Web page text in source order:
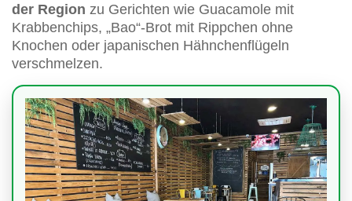
der Region zu Gerichten wie Guacamole mit
Krabbenchips, „Bao“-Brot mit Rippchen ohne
Knochen oder japanischen Hähnchenflügeln
verschmelzen.